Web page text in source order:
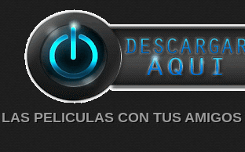
PELICULAS CON TUS AMIGOS